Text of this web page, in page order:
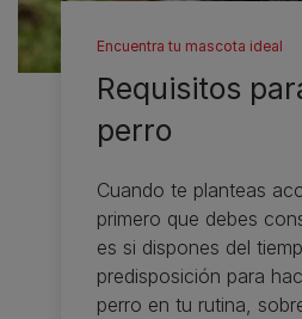
Encuentra tu mascota ideal
Requisitos
perro
Cuando te planteas
primero que debes
es si dispones del
predisposición para
perro en tu rutina,